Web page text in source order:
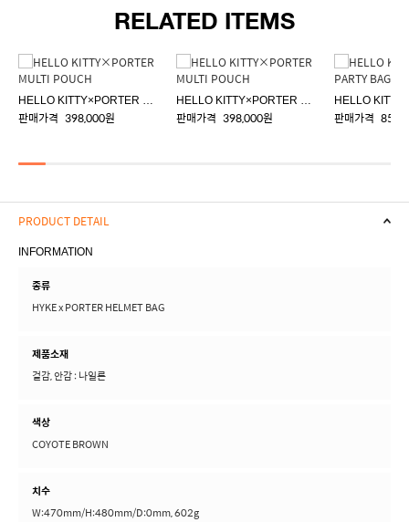
RELATED ITEMS
HELLO KITTY×PORTER MULTI POUCH
판매가격 398,000원
HELLO KITTY×PORTER MULTI POUCH
판매가격 398,000원 판매가격
PRODUCT DETAIL
INFORMATION
종류
HYKE x PORTER HELMET BAG
제품소재
겉감, 안감 : 나일론
색상
COYOTE BROWN
치수
W:470mm/H:480mm/D:0mm, 602g